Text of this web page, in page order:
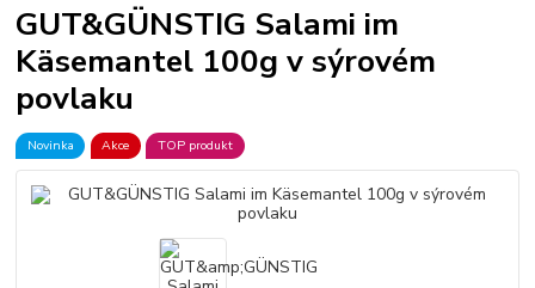
GUT&GÜNSTIG Salami im
Käsemantel 100g v sýrovém
povlaku
Novinka Akce TOP produkt